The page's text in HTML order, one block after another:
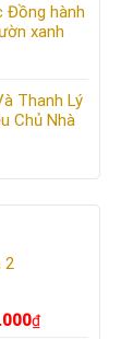
Đồng hành
xanh
Thanh Lý
Chủ Nhà
2
₫Giá